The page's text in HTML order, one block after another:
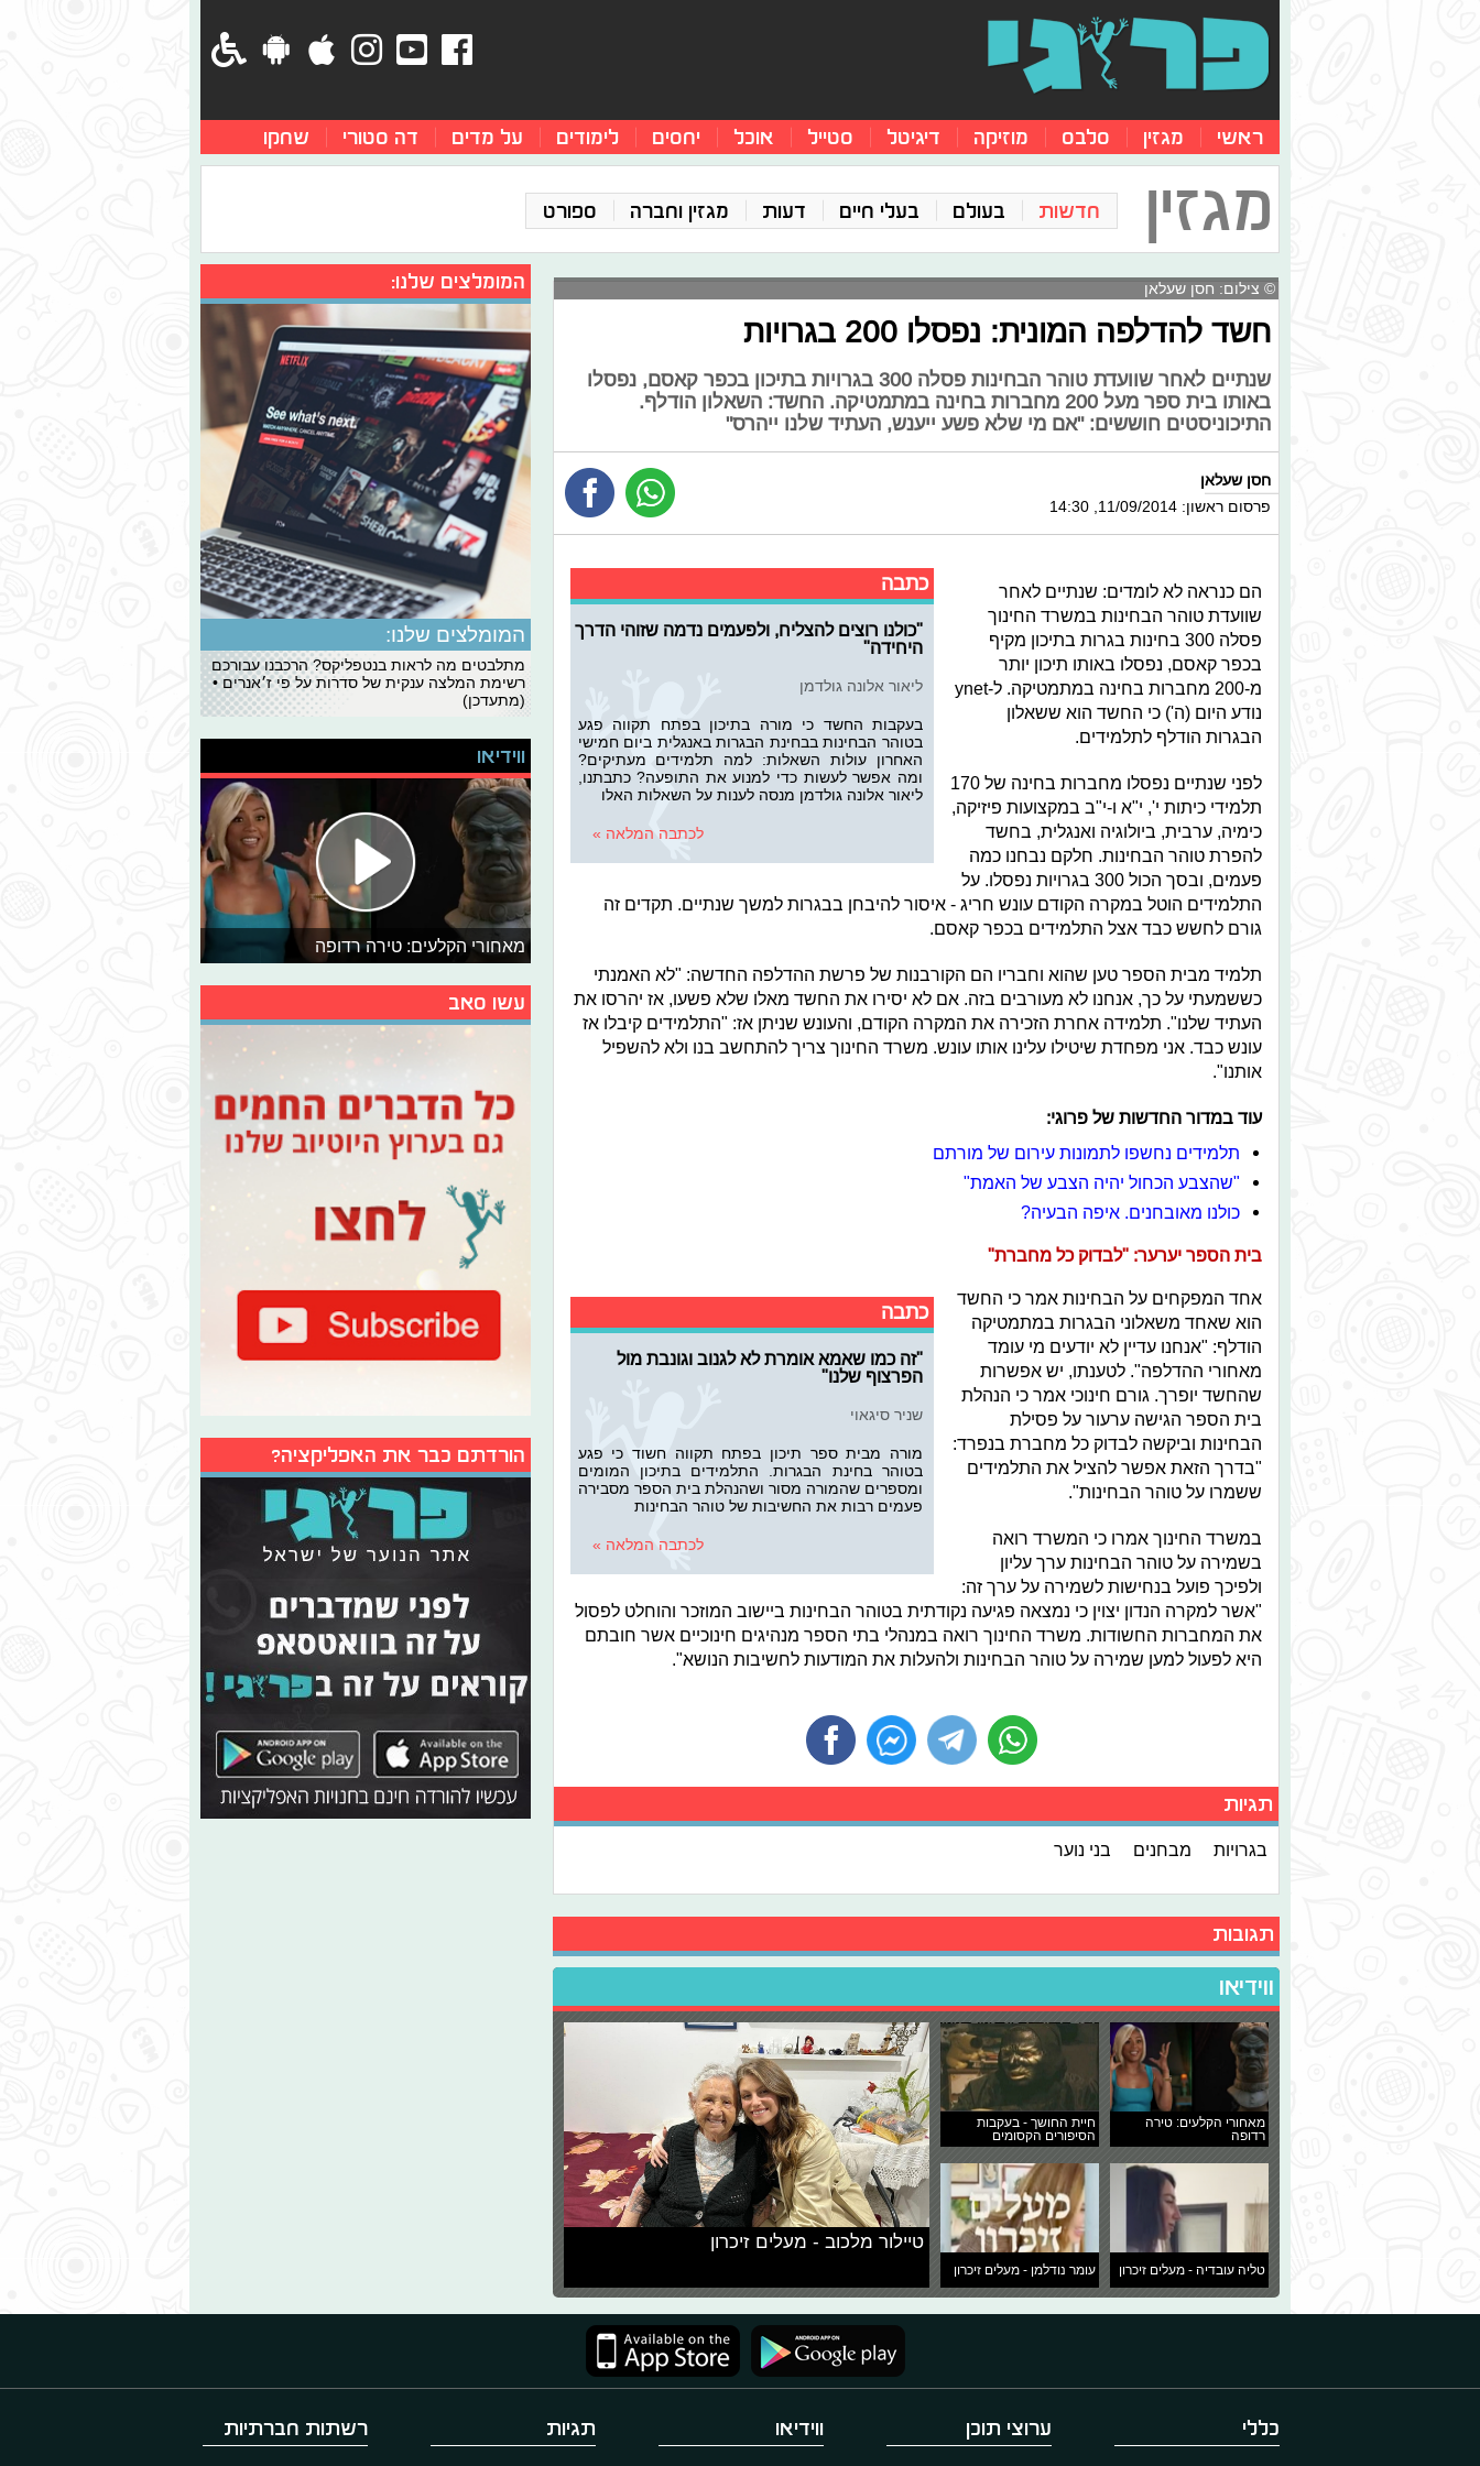
ראשי מגזין סלבס מוזיקה דיגיטל סטייל אוכל יחסים לימודים על מדים דה סטורי שחקו
מגזין חדשות בעולם בעלי חיים דעות מגזין וחברה ספורט
© צילום: חסן שעלאן
חשד להדלפה המונית: נפסלו 200 בגרויות
שנתיים לאחר שוועדת טוהר הבחינות פסלה 300 בגרויות בתיכון בכפר קאסם, נפסלו
באותו בית ספר מעל 200 מחברות בחינה במתמטיקה. החשד: השאלון הודלף.
התיכוניסטים חוששים: "אם מי שלא פשע ייענש, העתיד שלנו ייהרס"
חסן שעלאן
פרסום ראשון: 11/09/2014, 14:30
כתבה
"כולנו רוצים להצליח, ולפעמים נדמה שזוהי הדרך
היחידה"
ליאור אלונה גולדמן
בעקבות החשד כי מורה בתיכון בפתח תקווה פגע
בטוהר הבחינות בבחינת הבגרות באנגלית ביום חמישי
האחרון עולות השאלות: למה תלמידים מעתיקים?
ומה אפשר לעשות כדי למנוע את התופעה? כתבתנו,
ליאור אלונה גולדמן מנסה לענות על השאלות האלו
לכתבה המלאה »
הם כנראה לא לומדים: שנתיים לאחר
שוועדת טוהר הבחינות במשרד החינוך
פסלה 300 בחינות בגרות בתיכון מקיף
בכפר קאסם, נפסלו באותו תיכון יותר
מ-200 מחברות בחינה במתמטיקה. ל-ynet
נודע היום (ה') כי החשד הוא ששאלון
הבגרות הודלף לתלמידים.
לפני שנתיים נפסלו מחברות בחינה של 170
תלמידי כיתות י', י"א ו-י"ב במקצועות פיזיקה,
כימיה, ערבית, ביולוגיה ואנגלית, בחשד
להפרת טוהר הבחינות. חלקם נבחנו כמה
פעמים, ובסך הכול 300 בגרויות נפסלו. על
התלמידים הוטל במקרה הקודם עונש חריג - איסור להיבחן בבגרות למשך שנתיים. תקדים זה
גורם לחשש כבד אצל התלמידים בכפר קאסם.
תלמיד מבית הספר טען שהוא וחבריו הם הקורבנות של פרשת ההדלפה החדשה: "לא האמנתי
כששמעתי על כך, אנחנו לא מעורבים בזה. אם לא יסירו את החשד מאלו שלא פשעו, אז יהרסו את
העתיד שלנו". תלמידה אחרת הזכירה את המקרה הקודם, והעונש שניתן אז: "התלמידים קיבלו אז
עונש כבד. אני מפחדת שיטילו עלינו אותו עונש. משרד החינוך צריך להתחשב בנו ולא להשפיל
אותנו".
עוד במדור החדשות של פרוגי:
תלמידים נחשפו לתמונות עירום של מורתם
"שהצבע הכחול יהיה הצבע של האמת"
כולנו מאובחנים. איפה הבעיה?
בית הספר יערער: "לבדוק כל מחברת"
כתבה
"זה כמו שאמא אומרת לא לגנוב וגונבת מול
הפרצוף שלנו"
שניר סיגאוי
מורה מבית ספר תיכון בפתח תקווה חשוד כי פגע
בטוהר בחינת הבגרות. התלמידים בתיכון המומים
ומספרים שהמורה מסור ושהנהלת בית הספר מסבירה
פעמים רבות את החשיבות של טוהר הבחינות
לכתבה המלאה »
אחד המפקחים על הבחינות אמר כי החשד
הוא שאחד משאלוני הבגרות במתמטיקה
הודלף: "אנחנו עדיין לא יודעים מי עומד
מאחורי ההדלפה". לטענתו, יש אפשרות
שהחשד יופרך. גורם חינוכי אמר כי הנהלת
בית הספר הגישה ערעור על פסילת
הבחינות וביקשה לבדוק כל מחברת בנפרד:
"בדרך הזאת אפשר להציל את התלמידים
ששמרו על טוהר הבחינות".
במשרד החינוך אמרו כי המשרד רואה
בשמירה על טוהר הבחינות ערך עליון
ולפיכך פועל בנחישות לשמירה על ערך זה:
"אשר למקרה הנדון יצוין כי נמצאה פגיעה נקודתית בטוהר הבחינות ביישוב המוזכר והוחלט לפסול
את המחברות החשודות. משרד החינוך רואה במנהלי בתי הספר מנהיגים חינוכיים אשר חובתם
היא לפעול למען שמירה על טוהר הבחינות ולהעלות את המודעות לחשיבות הנושא".
תגיות
בגרויות מבחנים בני נוער
תגובות
ווידיאו
מאחורי הקלעים: טירה
רדופה
חיית החושך - בעקבות
הסיפורים הקסומים
טליה עובדיה - מעלים זיכרון עומר נודלמן - מעלים זיכרון
טיילור מלכוב - מעלים זיכרון
המומלצים שלנו:
המומלצים שלנו:
מתלבטים מה לראות בנטפליקס? הרכבנו עבורכם
רשימת המלצה ענקית של סדרות על פי ז׳אנרים •
(מתעדכן)
ווידיאו
מאחורי הקלעים: טירה רדופה
עשו סאב
הורדתם כבר את האפליקציה?
כללי ערוצי תוכן ווידיאו תגיות רשתות חברתיות